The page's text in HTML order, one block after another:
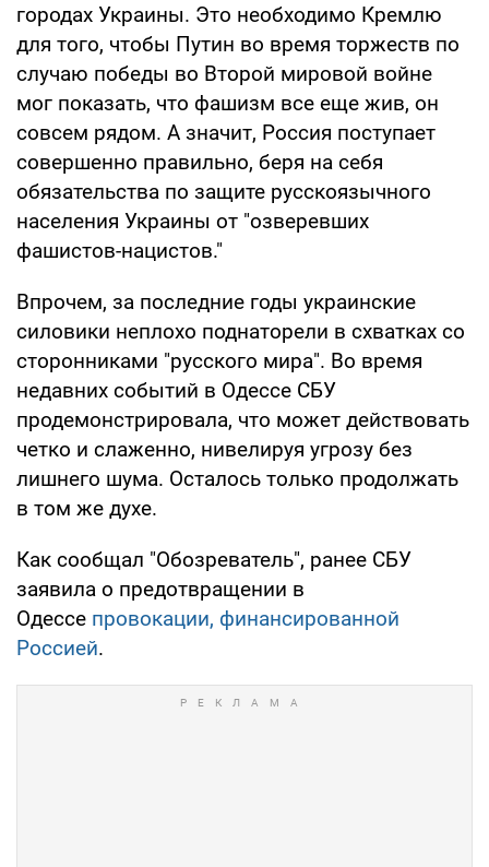
городах Украины. Это необходимо Кремлю
для того, чтобы Путин во время торжеств по
случаю победы во Второй мировой войне
мог показать, что фашизм все еще жив, он
совсем рядом. А значит, Россия поступает
совершенно правильно, беря на себя
обязательства по защите русскоязычного
населения Украины от "озверевших
фашистов-нацистов."
Впрочем, за последние годы украинские
силовики неплохо поднаторели в схватках со
сторонниками "русского мира". Во время
недавних событий в Одессе СБУ
продемонстрировала, что может действовать
четко и слаженно, нивелируя угрозу без
лишнего шума. Осталось только продолжать
в том же духе.
Как сообщал "Обозреватель", ранее СБУ
заявила о предотвращении в
Одессе провокации, финансированной
Россией.